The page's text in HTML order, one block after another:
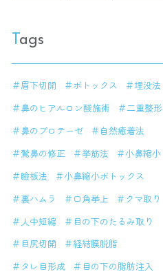
Tags
＃眉下切開 ＃ボトックス
＃埋没法
＃鼻のヒアルロン酸施術
＃二重整形
＃鼻のプロテーゼ
＃自然癒着法
＃鷲鼻の修正
＃挙筋法
＃小鼻縮小
＃瞼板法
＃小鼻縮小ボトックス
＃裏ハムラ
＃口角挙上
＃クマ取り
＃人中短縮
＃目の下のたるみ取り
＃目尻切開
＃経結膜脱脂
＃タレ目形成
＃目の下の脂肪注入